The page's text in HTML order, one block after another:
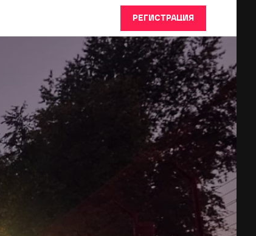
РЕГИСТРАЦИЯ